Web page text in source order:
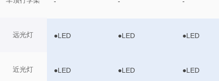
远光灯
近光灯
●LED ●LED ●LED
●LED ●LED ●LED